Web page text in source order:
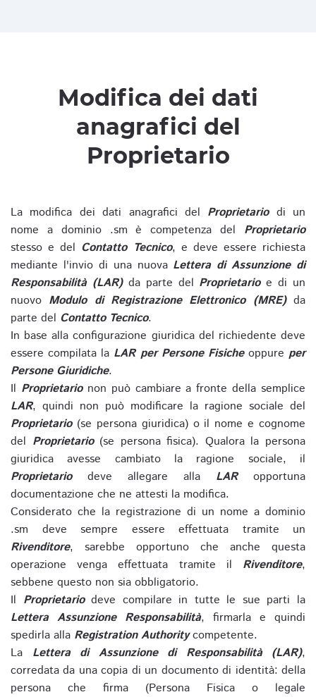
Modifica dei dati
anagrafici del
Proprietario
La modifica dei dati anagrafici del Proprietariodi un
nome a dominio .sm è competenza del Proprietario
stesso e del Contatto Tecnico, e deve essere richiesta
mediante l'invio di una nuova Lettera di Assunzione di
Responsabilità (LAR)da parte del Proprietarioe di un
nuovo Modulo di Registrazione Elettronico (MRE)da
parte del Contatto Tecnico.
In base alla configurazione giuridica del richiedente deve
essere compilata la LAR per Persone Fisicheoppure per
Persone Giuridiche.
Il Proprietarionon può cambiare a fronte della semplice
LAR, quindi non può modificare la ragione sociale del
Proprietario(se persona giuridica) o il nome e cognome
del Proprietario(se persona fisica). Qualora la persona
giuridica avesse cambiato la ragione sociale, il
Proprietariodeve allegare alla LARopportuna
documentazione che ne attesti la modifica.
Considerato che la registrazione di un nome a dominio
.sm deve sempre essere effettuata tramite un
Rivenditore, sarebbe opportuno che anche questa
operazione venga effettuata tramite il Rivenditore,
sebbene questo non sia obbligatorio.
Il Proprietariodeve compilare in tutte le sue parti la
Lettera Assunzione Responsabilità, firmarla e quindi
spedirla alla Registration Authoritycompetente.
La Lettera di Assunzione di Responsabilità (LAR),
corredata da una copia di un documento di identità: della
persona che firma (Persona Fisica o legale